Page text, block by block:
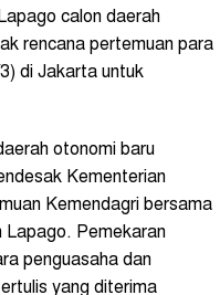
calon daerah
rencana pertemuan para
di Jakarta untuk
otonomi baru
Kementerian
Kemendagri bersama
Lapago. Pemekaran
penguasaha dan
yang diterima